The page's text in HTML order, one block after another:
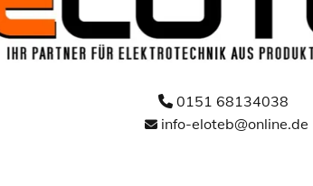
 0151 68134038
 info-eloteb@online.de